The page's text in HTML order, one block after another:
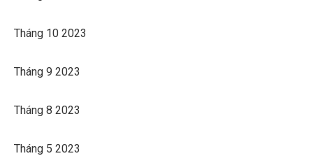
Tháng 10 2023
Tháng 9 2023
Tháng 8 2023
Tháng 5 2023